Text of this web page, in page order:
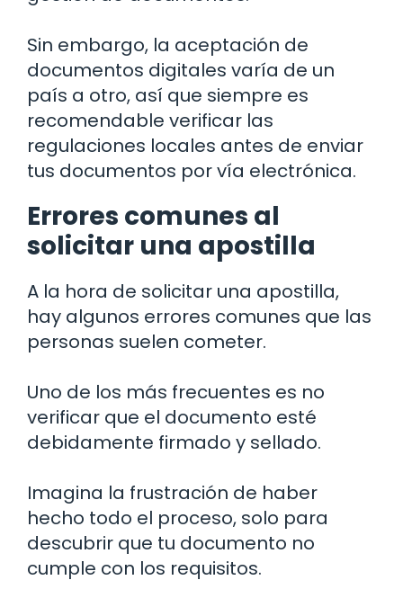
Sin embargo, la aceptación de
documentos digitales varía de un
país a otro, así que siempre es
recomendable verificar las
regulaciones locales antes de enviar
tus documentos por vía electrónica.
Errores comunes al
solicitar una apostilla
A la hora de solicitar una apostilla,
hay algunos errores comunes que las
personas suelen cometer.
Uno de los más frecuentes es no
verificar que el documento esté
debidamente firmado y sellado.
Imagina la frustración de haber
hecho todo el proceso, solo para
descubrir que tu documento no
cumple con los requisitos.